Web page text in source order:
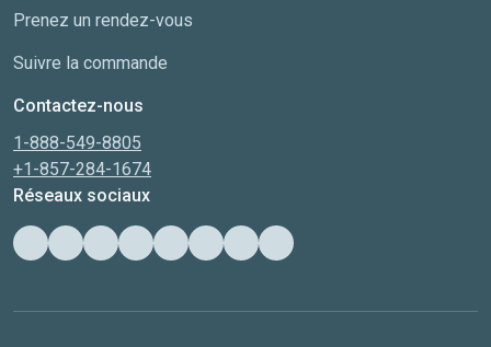
Prenez un rendez-vous
Suivre la commande
Contactez-nous
1-888-549-8805
+1-857-284-1674
Réseaux sociaux